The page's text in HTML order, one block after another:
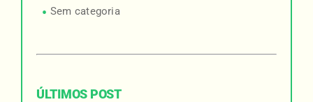
Sem categoria
ÚLTIMOS POST